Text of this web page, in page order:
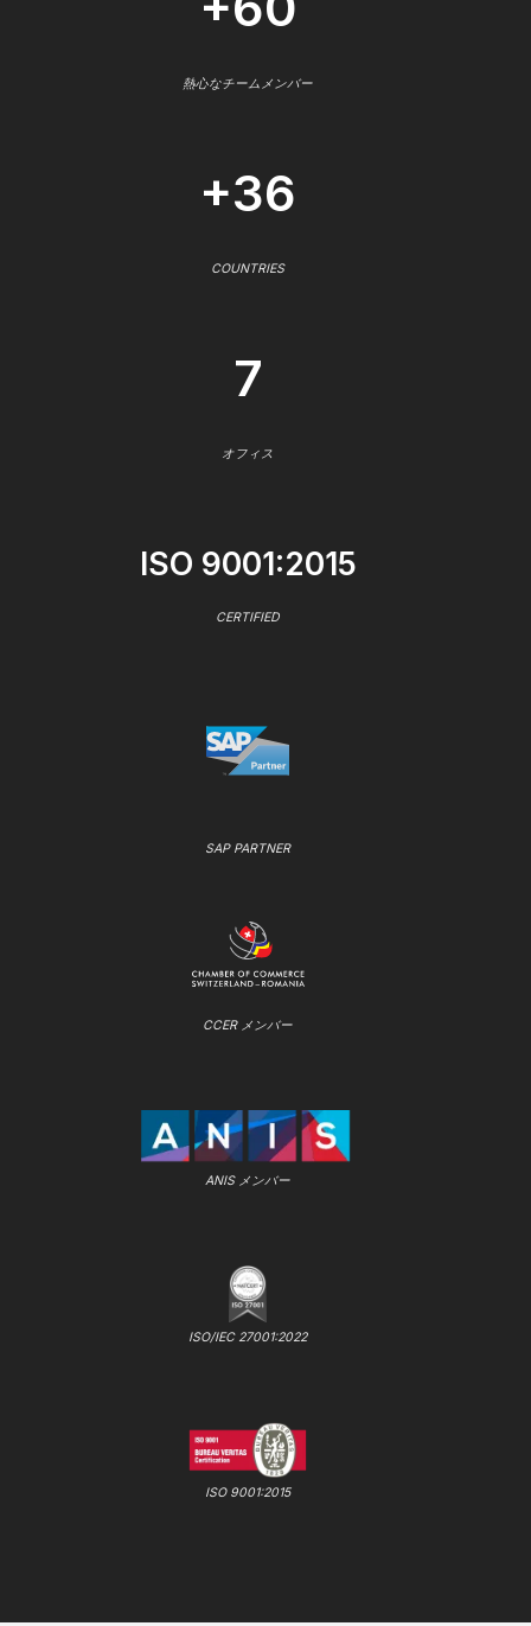
熱心なチームメンバー
+36
COUNTRIES
7
オフィス
ISO 9001:2015
CERTIFIED
SAP PARTNER
CCER メンバー
ANIS メンバー
ISO/IEC 27001:2022
ISO 9001:2015